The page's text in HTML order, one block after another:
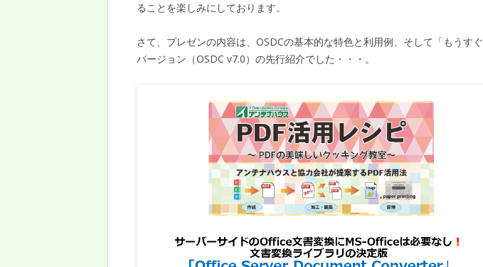
ることを楽しみにしております。
さて、プレゼンの内容は、OSDCの基本的な特色と利用例、そして「もうす
バージョン（OSDC v7.0）の先行紹介でした・・・。